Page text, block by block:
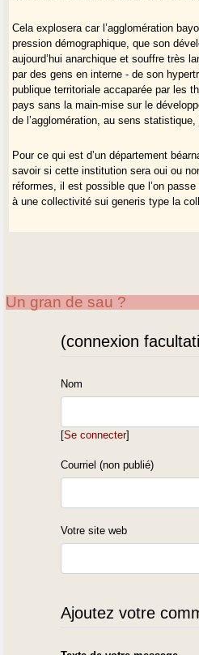
Cela explosera car l’agglomération
pression démographique, que son
aujourd’hui anarchique et souffre très
par des gens en interne - de son
publique territoriale accaparée par les
pays sans la main-mise sur le
de l’agglomération, au sens statistique,
Pour ce qui est d’un département
savoir si cette institution sera oui ou
réformes, il est possible que l’on
à une collectivité sui generis type la
Un gran de sau ?
(connexion
Nom
[Se connecter]
Courriel (non publié)
Votre site web
Ajoutez votre